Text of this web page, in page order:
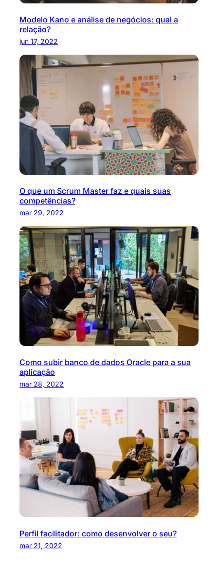
Modelo Kano e análise de negócios: qual a
relação?
jun 17, 2022
O que um Scrum Master faz e quais suas
competências?
mar 29, 2022
Como subir banco de dados Oracle para a sua
aplicação
mar 28, 2022
Perfil facilitador: como desenvolver o seu?
mar 21, 2022